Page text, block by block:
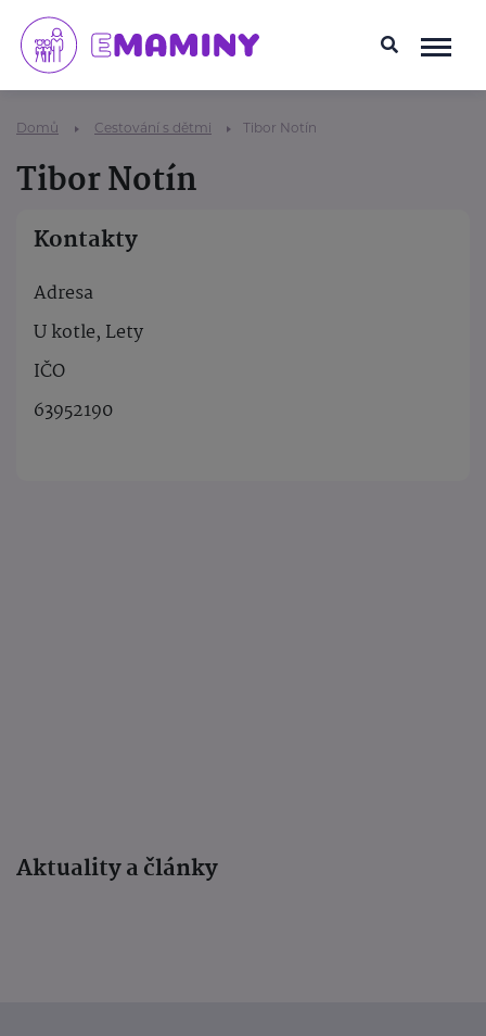
Domů Cestování s dětmi Tibor Notín
Tibor Notín
Kontakty
Adresa
U kotle, Lety
IČO
63952190
Aktuality a články